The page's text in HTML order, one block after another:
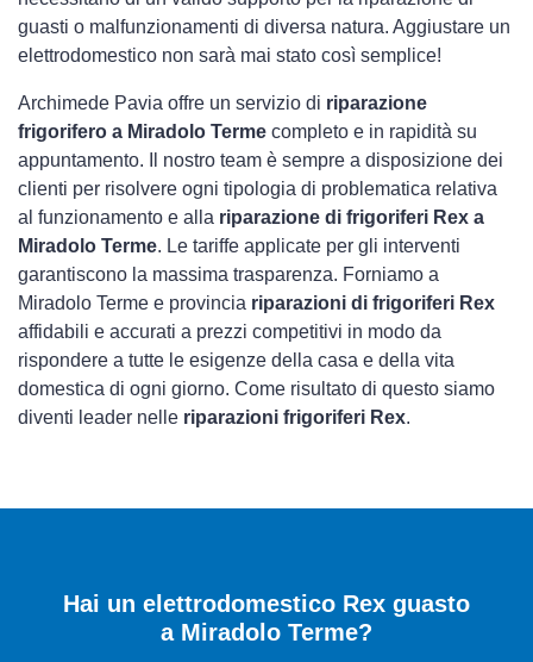
guasti o malfunzionamenti di diversa natura. Aggiustare un
elettrodomestico non sarà mai stato così semplice!
Archimede Pavia offre un servizio di riparazione
frigorifero a Miradolo Terme completo e in rapidità su
appuntamento. Il nostro team è sempre a disposizione dei
clienti per risolvere ogni tipologia di problematica relativa
al funzionamento e alla riparazione di frigoriferi Rex a
Miradolo Terme. Le tariffe applicate per gli interventi
garantiscono la massima trasparenza. Forniamo a
Miradolo Terme e provincia riparazioni di frigoriferi Rex
affidabili e accurati a prezzi competitivi in modo da
rispondere a tutte le esigenze della casa e della vita
domestica di ogni giorno. Come risultato di questo siamo
diventi leader nelle riparazioni frigoriferi Rex.
Hai un elettrodomestico Rex guasto
a Miradolo Terme?